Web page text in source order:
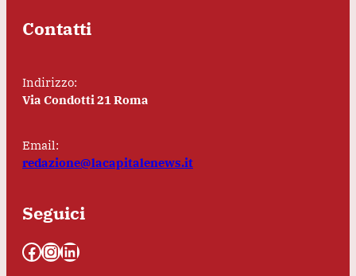
Contatti
Indirizzo:
Via Condotti 21 Roma
Email:
redazione@lacapitalenews.it
Seguici
Facebook InstagramLinkedIn